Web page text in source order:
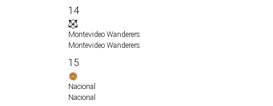
14
Montevideo Wanderers
Montevideo Wanderers
15
Nacional
Nacional